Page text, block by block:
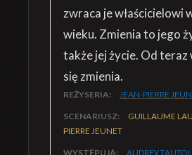
zwraca je właścicielowi
wieku. Zmienia to jego
także jej życie. Od teraz
się zmienia.
REŻYSERIA: JEAN-PIERRE
SCENARIUSZ:
GUILLAUME
PIERRE JEUNET
WYSTĘPUJĄ: AUDREY